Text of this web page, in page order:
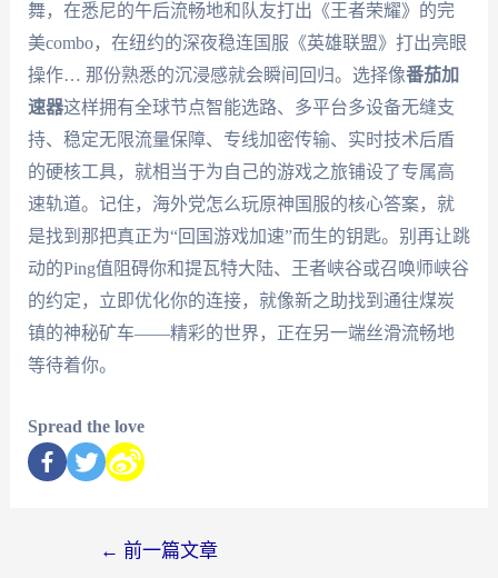
舞，在悉尼的午后流畅地和队友打出《王者荣耀》的完
美combo，在纽约的深夜稳连国服《英雄联盟》打出亮眼
操作… 那份熟悉的沉浸感就会瞬间回归。选择像番茄加
速器这样拥有全球节点智能选路、多平台多设备无缝支
持、稳定无限流量保障、专线加密传输、实时技术后盾
的硬核工具，就相当于为自己的游戏之旅铺设了专属高
速轨道。记住，海外党怎么玩原神国服的核心答案，就
是找到那把真正为“回国游戏加速”而生的钥匙。别再让跳
动的Ping值阻碍你和提瓦特大陆、王者峡谷或召唤师峡谷
的约定，立即优化你的连接，就像新之助找到通往煤炭
镇的神秘矿车——精彩的世界，正在另一端丝滑流畅地
等待着你。
Spread the love
← 前一篇文章